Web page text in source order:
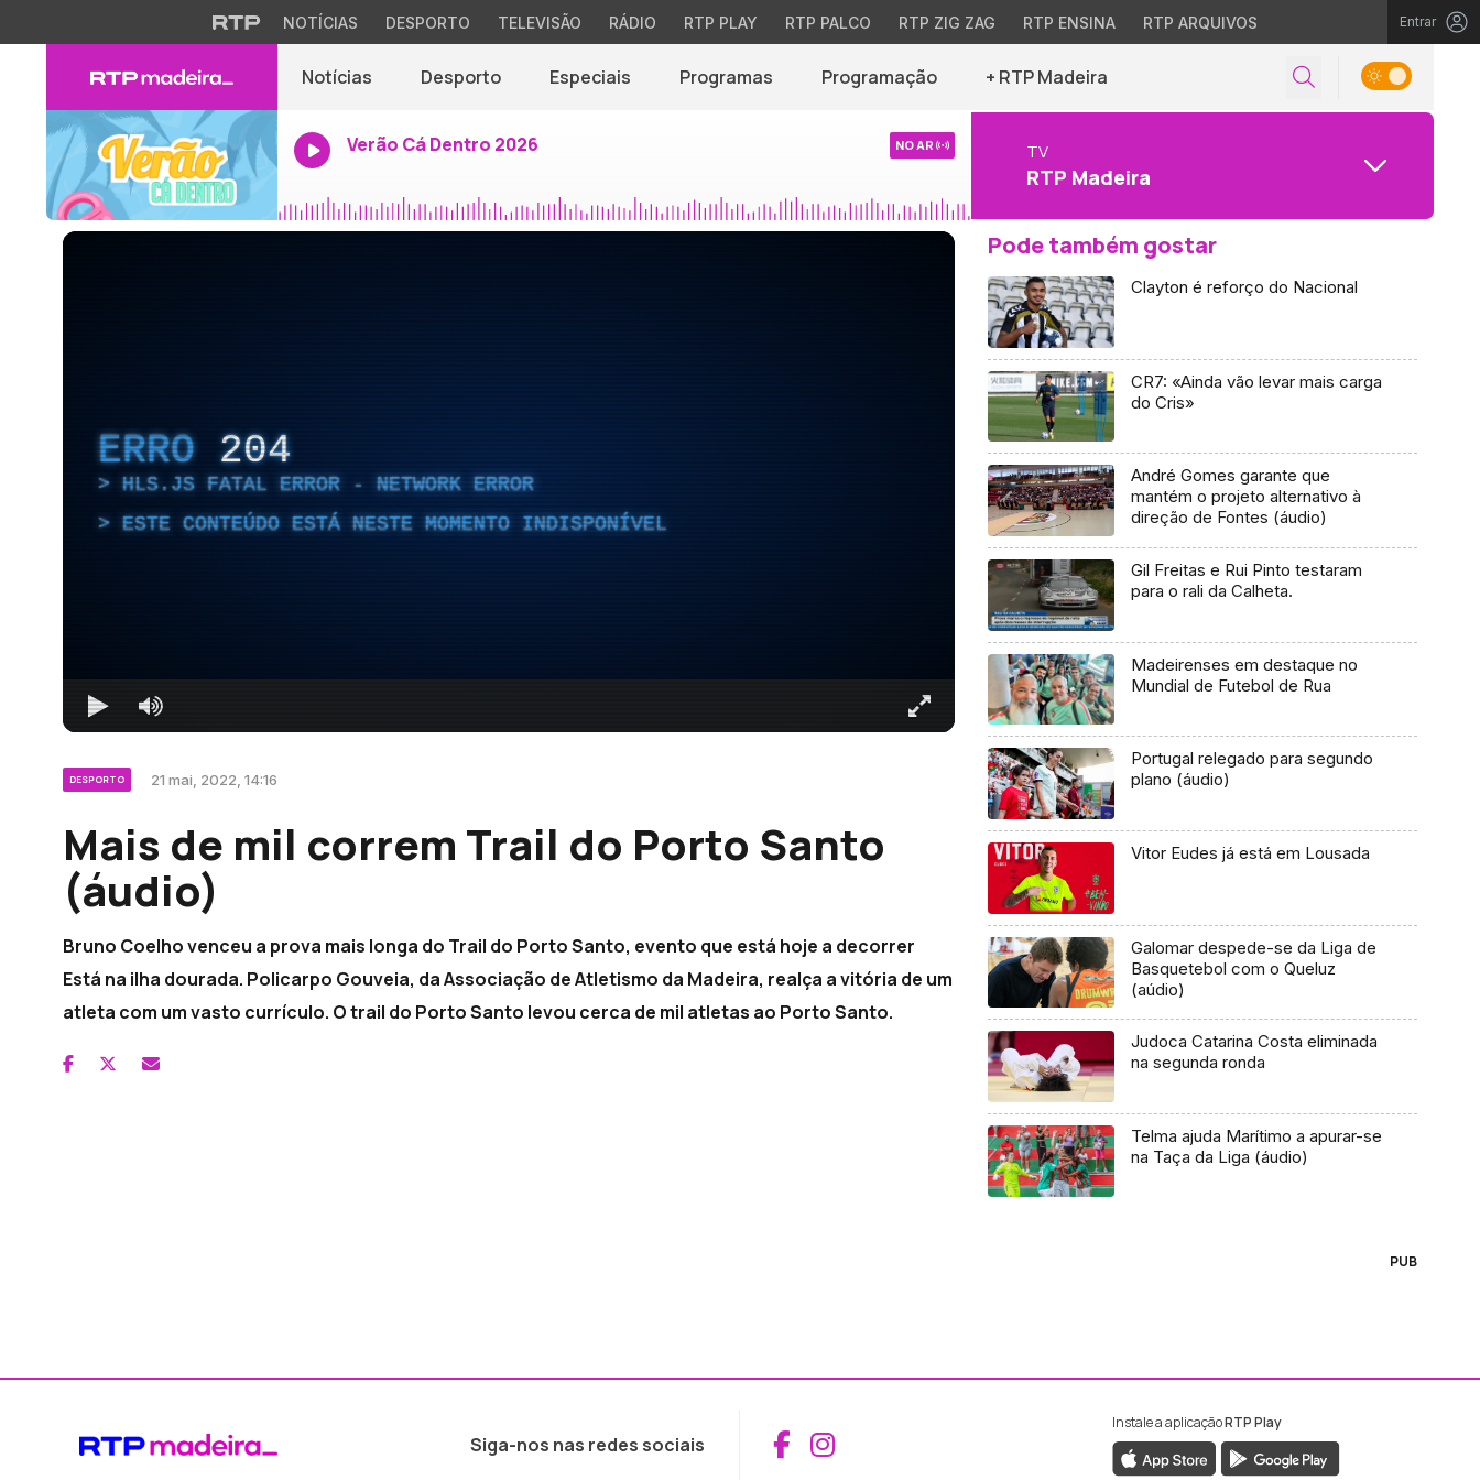
NOTÍCIAS DESPORTO TELEVISÃO RÁDIO RTP PLAY RTP PALCO RTP ZIG ZAG RTP ENSINA RTP ARQUIVOS Entrar
Notícias Desporto Especiais Programas Programação + RTP Madeira
Verão Cá Dentro 2026 NO AR TV
RTP Madeira
ERRO 204
HLS.JS FATAL ERROR - NETWORK ERROR
ESTE CONTEÚDO ESTÁ NESTE MOMENTO INDISPONÍVEL
DESPORTO 21 mai, 2022, 14:16
Mais de mil correm Trail do Porto Santo
(áudio)
Bruno Coelho venceu a prova mais longa do Trail do Porto Santo, evento que está hoje a decorrer
Está na ilha dourada. Policarpo Gouveia, da Associação de Atletismo da Madeira, realça a vitória de um
atleta com um vasto currículo. O trail do Porto Santo levou cerca de mil atletas ao Porto Santo.
Pode também gostar
Clayton é reforço do Nacional
CR7: «Ainda vão levar mais carga
do Cris»
André Gomes garante que
mantém o projeto alternativo à
direção de Fontes (áudio)
Gil Freitas e Rui Pinto testaram
para o rali da Calheta.
Madeirenses em destaque no
Mundial de Futebol de Rua
Portugal relegado para segundo
plano (áudio)
Vitor Eudes já está em Lousada
Galomar despede-se da Liga de
Basquetebol com o Queluz
(aúdio)
Judoca Catarina Costa eliminada
na segunda ronda
Telma ajuda Marítimo a apurar-se
na Taça da Liga (áudio)
PUB
Siga-nos nas redes sociais Aceder ao Facebook da RTP Madeira
Aceder ao Instagram da RTP Madeira
Instale a aplicaçãoRTP Play